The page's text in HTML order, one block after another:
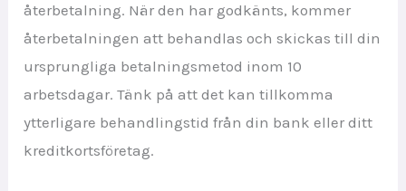
återbetalning. När den har godkänts, kommer
återbetalningen att behandlas och skickas till din
ursprungliga betalningsmetod inom 10
arbetsdagar. Tänk på att det kan tillkomma
ytterligare behandlingstid från din bank eller ditt
kreditkortsföretag.